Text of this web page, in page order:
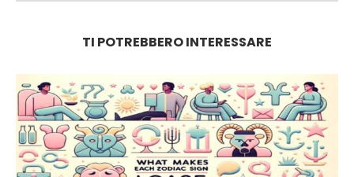
TI POTREBBERO INTERESSARE